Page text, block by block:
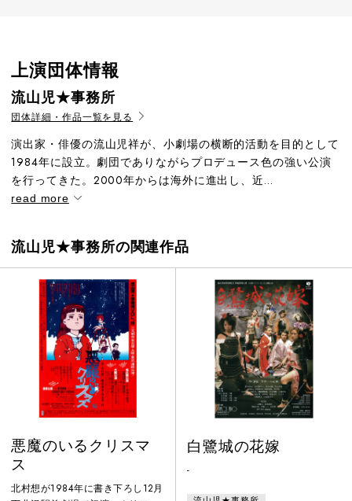
上演団体情報
流山児★事務所
団体詳細・作品一覧を見る
演出家・俳優の流山児祥が、小劇場の横断的活動を目的として
1984年に設立。劇団でありながらプロデュース色の強い公演
を行ってきた。2000年からは海外に進出し、近...
read more
流山児★事務所の関連作品
悪魔のいるクリスマ
ス
北村想が1984年に書き下ろし12月
白鷺城の花嫁
-